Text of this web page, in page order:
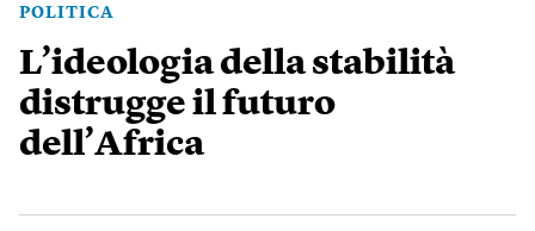
POLITICA
L’ideologia della stabilità
distrugge il futuro
dell’Africa